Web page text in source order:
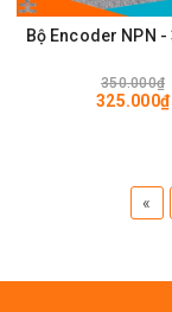
Bộ Encoder NPN -
350.000₫
325.000₫
«